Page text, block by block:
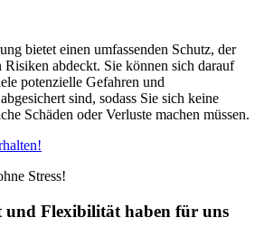
bietet einen umfassenden Schutz, der
abdeckt. Sie können sich darauf
potenzielle Gefahren und
sind, sodass Sie sich keine
Schäden oder Verluste machen müssen.
Stress!
und Flexibilität haben für uns